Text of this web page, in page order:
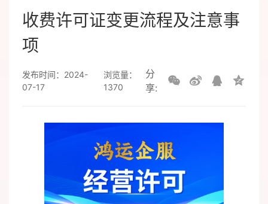
收费许可证变更流程及注意事
项
发布时间：2024-
07-17
浏览量：
1370
分
享: